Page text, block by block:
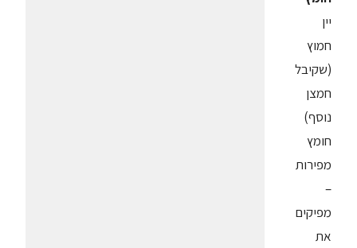
יין
חמוץ
(שקיבל
חמצן
נוסף)
חומץ
מפירות
–
מפיקים
את